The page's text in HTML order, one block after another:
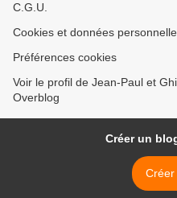
C.G.U.
Cookies et données
Préférences cookies
Voir le profil de Jean-Paul et
Overblog
Créer un
Créer